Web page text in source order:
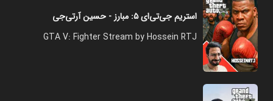
استریم جی‌تی‌ای ۵: مبارز - حسین آرتی‌جی
GTA V: Fighter Stream by Hossein RTJ